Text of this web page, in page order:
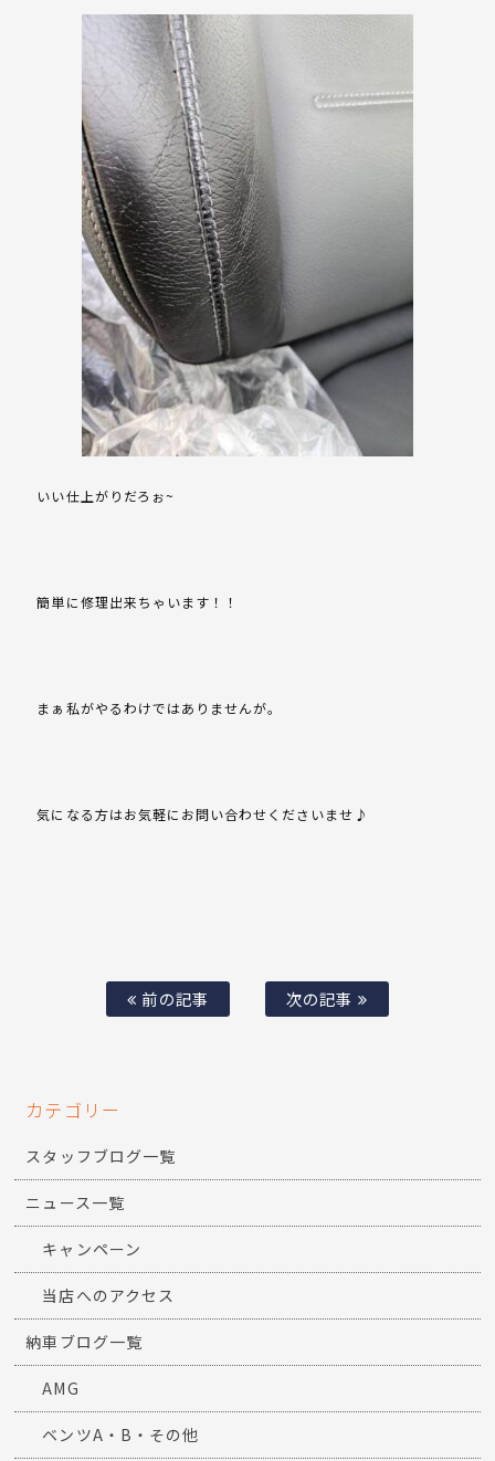
いい仕上がりだろぉ~
簡単に修理出来ちゃいます！！
まぁ私がやるわけではありませんが。
気になる方はお気軽にお問い合わせくださいませ♪
前の記事 次の記事
カテゴリー
スタッフブログ一覧
ニュース一覧
キャンペーン
当店へのアクセス
納車ブログ一覧
AMG
ベンツA・B・その他